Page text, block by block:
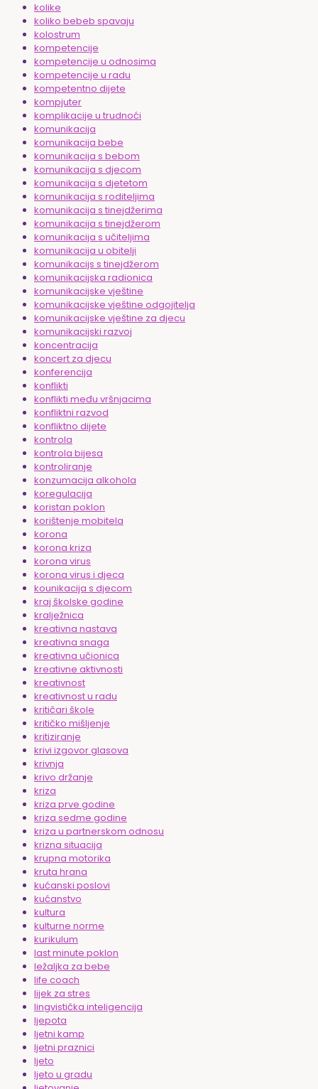
kolike
koliko bebeb spavaju
kolostrum
kompetencije
kompetencije u odnosima
kompetencije u radu
kompetentno dijete
kompjuter
komplikacije u trudnoći
komunikacija
komunikacija bebe
komunikacija s bebom
komunikacija s djecom
komunikacija s djetetom
komunikacija s roditeljima
komunikacija s tinejdžerima
komunikacija s tinejdžerom
komunikacija s učiteljima
komunikacija u obitelji
komunikacijs s tinejdžerom
komunikacijska radionica
komunikacijske vještine
komunikacijske vještine odgojitelja
komunikacijske vještine za djecu
komunikacijski razvoj
koncentracija
koncert za djecu
konferencija
konflikti
konflikti među vršnjacima
konfliktni razvod
konfliktno dijete
kontrola
kontrola bijesa
kontroliranje
konzumacija alkohola
koregulacija
koristan poklon
korištenje mobitela
korona
korona kriza
korona virus
korona virus i djeca
kounikacija s djecom
kraj školske godine
kralježnica
kreativna nastava
kreativna snaga
kreativna učionica
kreativne aktivnosti
kreativnost
kreativnost u radu
kritičari škole
kritičko mišljenje
kritiziranje
krivi izgovor glasova
krivnja
krivo držanje
kriza
kriza prve godine
kriza sedme godine
kriza u partnerskom odnosu
krizna situacija
krupna motorika
kruta hrana
kućanski poslovi
kućanstvo
kultura
kulturne norme
kurikulum
last minute poklon
ležaljka za bebe
life coach
lijek za stres
lingvistička inteligencija
ljepota
ljetni kamp
ljetni praznici
ljeto
ljeto u gradu